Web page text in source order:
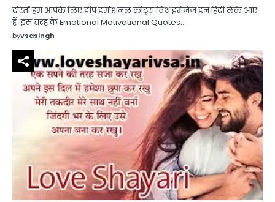
दोस्तों हम आपके लिए डीप इमोशनल कोट्स विथ इमेजेज इन हिंदी लेके आए
हैं। इस तरह के Emotional Motivational Quotes…
byvsasingh